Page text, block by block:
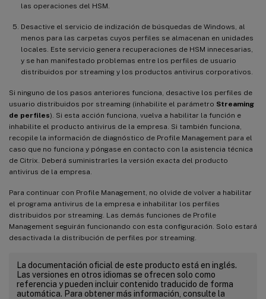
las operaciones del HSM.
Desactive el servicio de indización de búsquedas de Windows, al
menos para las carpetas cuyos perfiles se almacenan en unidades
locales. Este servicio genera recuperaciones de HSM innecesarias,
y se han manifestado problemas entre los perfiles de usuario
distribuidos por streaming y los productos antivirus corporativos.
Si ninguno de los pasos anteriores funciona, desactive los perfiles de
usuario distribuidos por streaming (inhabilite el parámetro Streaming
de perfiles). Si esta acción funciona, vuelva a habilitar la función e
inhabilite el producto antivirus de la empresa. Si también funciona,
recopile la información de diagnóstico de Profile Management para el
caso que no funciona y póngase en contacto con la asistencia técnica
de Citrix. Deberá suministrarles la versión exacta del producto
antivirus de la empresa.
Para continuar con Profile Management, no olvide de volver a habilitar
el programa antivirus de la empresa e inhabilitar los perfiles
distribuidos por streaming. Las demás funciones de Profile
Management seguirán funcionando con esta configuración. Solo estará
desactivada la distribución de perfiles por streaming.
La documentación oficial de este producto está en inglés.
Las versiones en otros idiomas se ofrecen solo como
referencia y pueden incluir contenido traducido de forma
automática. Para obtener más información, consulte la